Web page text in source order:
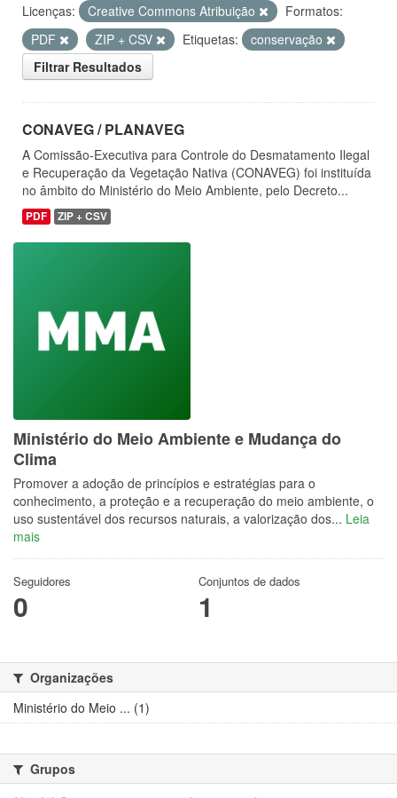
Licenças: Creative Commons Atribuição
Formatos:
PDF
ZIP + CSV Etiquetas:
conservação
Filtrar Resultados
CONAVEG / PLANAVEG
A Comissão-Executiva para Controle do Desmatamento Ilegal
e Recuperação da Vegetação Nativa (CONAVEG) foi instituída
no âmbito do Ministério do Meio Ambiente, pelo Decreto...
PDF ZIP + CSV
Ministério do Meio Ambiente e Mudança do
Clima
Promover a adoção de princípios e estratégias para o
conhecimento, a proteção e a recuperação do meio ambiente, o
uso sustentável dos recursos naturais, a valorização dos... Leia
mais
Seguidores
0
Conjuntos de dados
1
Organizações
Ministério do Meio ... (1)
Grupos